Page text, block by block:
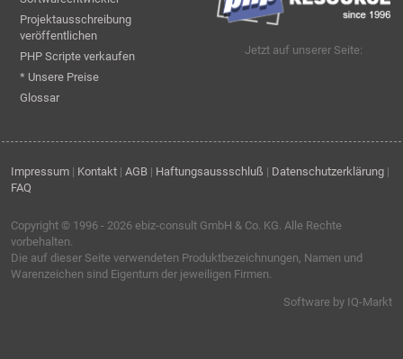
Projektausschreibung
veröffentlichen
PHP Scripte verkaufen
* Unsere Preise
Glossar
Jetzt auf unserer Seite:
Impressum | Kontakt | AGB | Haftungsaussschluß | Datenschutzerklärung |
FAQ
Copyright © 1996 - 2026 ebiz-consult GmbH & Co. KG. Alle Rechte
vorbehalten.
Die auf dieser Seite verwendeten Produktbezeichnungen, Namen und
Warenzeichen sind Eigentum der jeweiligen Firmen.
Software by IQ-Markt